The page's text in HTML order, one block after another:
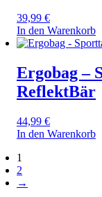
39,99 €
In den Warenkorb
Ergobag –
ReflektBär
44,99 €
In den Warenkorb
1
2
→